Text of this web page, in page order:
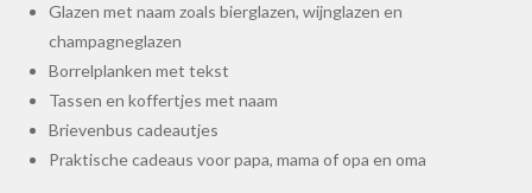
Glazen met naam zoals bierglazen, wijnglazen en
champagneglazen
Borrelplanken met tekst
Tassen en koffertjes met naam
Brievenbus cadeautjes
Praktische cadeaus voor papa, mama of opa en oma